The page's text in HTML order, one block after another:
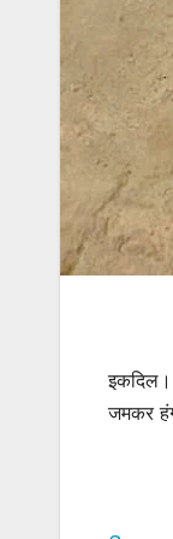
इकदिल।
जमकर